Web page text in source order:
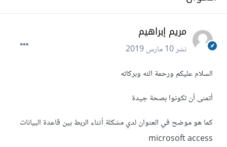
مريم إبراهيم
نشر10 مارس 2019
السلام عليكم ورحمة الله وبركاته
أتمنى أن تكونوا بصحة جيدة
كما هو موضح في العنوان لدي مشكلة أثناء الربط بين قاعدة البيانات
microsoft access